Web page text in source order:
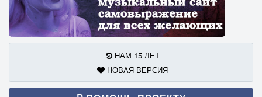
НАМ 15 ЛЕТ
НОВАЯ ВЕРСИЯ